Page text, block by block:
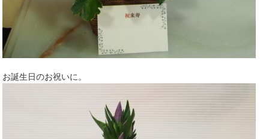
お誕生日のお祝いに。